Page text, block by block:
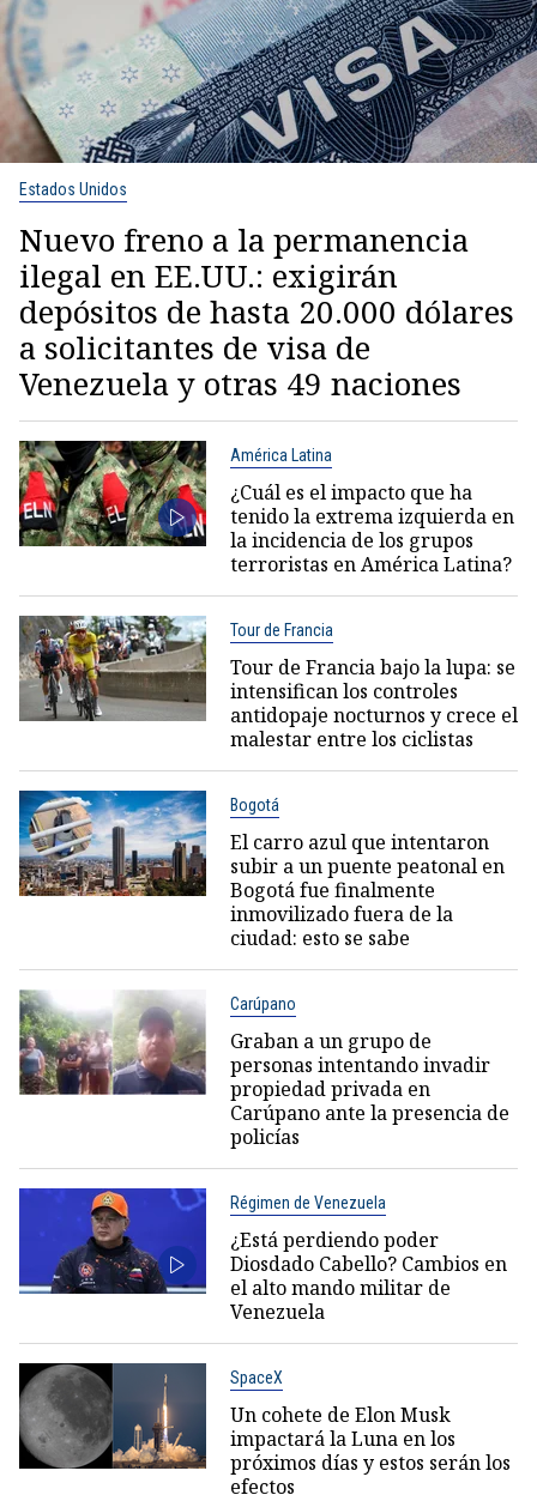
Estados Unidos
Nuevo freno a la permanencia
ilegal en EE.UU.: exigirán
depósitos de hasta 20.000 dólares
a solicitantes de visa de
Venezuela y otras 49 naciones
América Latina
¿Cuál es el impacto que ha
tenido la extrema izquierda en
la incidencia de los grupos
terroristas en América Latina?
Tour de Francia
Tour de Francia bajo la lupa: se
intensifican los controles
antidopaje nocturnos y crece el
malestar entre los ciclistas
Bogotá
El carro azul que intentaron
subir a un puente peatonal en
Bogotá fue finalmente
inmovilizado fuera de la
ciudad: esto se sabe
Carúpano
Graban a un grupo de
personas intentando invadir
propiedad privada en
Carúpano ante la presencia de
policías
Régimen de Venezuela
¿Está perdiendo poder
Diosdado Cabello? Cambios en
el alto mando militar de
Venezuela
SpaceX
Un cohete de Elon Musk
impactará la Luna en los
próximos días y estos serán los
efectos